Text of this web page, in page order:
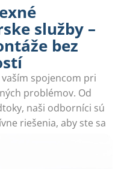
služby –
bez
spojencom pri
problémov. Od
naši odborníci sú
riešenia, aby ste sa